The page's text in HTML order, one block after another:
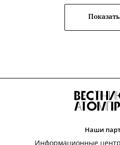
Наши
Информационные